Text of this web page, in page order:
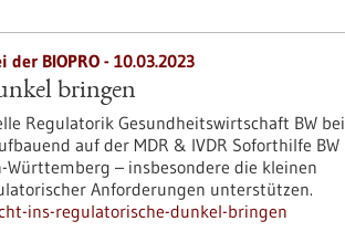
BIOPRO - 10.03.2023
bringen
Regulatorik Gesundheitswirtschaft BW bei
auf der MDR & IVDR Soforthilfe BW
– insbesondere die kleinen
Anforderungen unterstützen.
ins-regulatorische-dunkel-bringen